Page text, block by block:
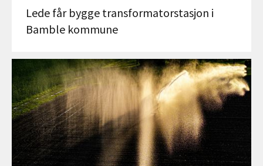
Lede får bygge transformatorstasjon i
Bamble kommune